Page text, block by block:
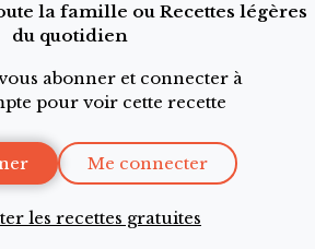
la famille ou Recettes légères
du quotidien
abonner et connecter à
pour voir cette recette
Me connecter
les recettes gratuites